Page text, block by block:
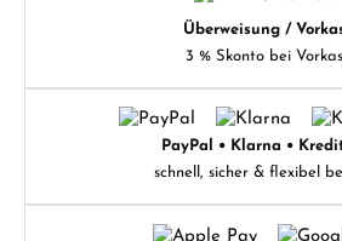
Überweisung /
3 % Skonto bei
PayPal • Klarna •
schnell, sicher & flexibel